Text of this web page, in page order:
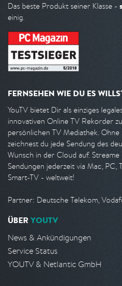
Das beste Produkt seiner Klasse -
einig.
FERNSEHEN WIE DU ES
YouTV bietet Dir als einziges
innovativen Online TV Rekorder
persönlichen TV Mediathek. Ohne
zeichnest du jede Sendung des
Wunsch in der Cloud auf.
Sendungen jederzeit via Mac, PC,
Smart-TV - weltweit!
Partner: Deutsche Telekom,
ÜBER YOUTV
News & Ankündigungen
Service Status
YOUTV & Netlantic GmbH